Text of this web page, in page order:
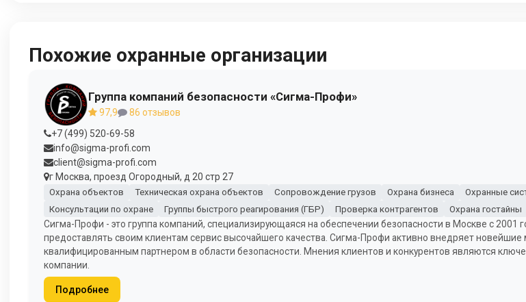
Похожие охранные организации
Группа компаний безопасности «Сигма-Профи»
97,9
86 отзывов
+7 (499) 520-69-58
info@sigma-profi.com
client@sigma-profi.com
г Москва, проезд Огородный, д 20 стр 27
Охрана объектов Техническая охрана объектов Сопровождение грузов Охрана бизнеса Охранные
Консультации по охране
Группы быстрого реагирования (ГБР) Проверка контрагентов Охрана гостайны
Сигма-Профи - это группа компаний, специализирующаяся на обеспечении безопасности в Москве с
предоставлять своим клиентам сервис высочайшего качества. Сигма-Профи активно внедряет
квалифицированным партнером в области безопасности. Мнения клиентов и конкурентов являются
компании.
Подробнее